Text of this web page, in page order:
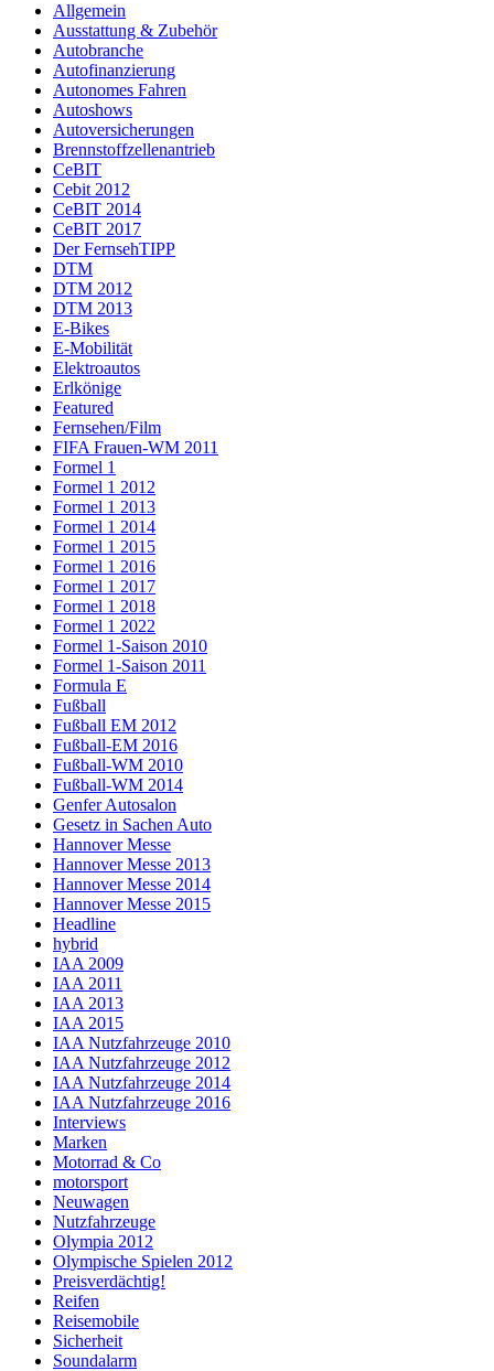
Allgemein
Ausstattung & Zubehör
Autobranche
Autofinanzierung
Autonomes Fahren
Autoshows
Autoversicherungen
Brennstoffzellenantrieb
CeBIT
Cebit 2012
CeBIT 2014
CeBIT 2017
Der FernsehTIPP
DTM
DTM 2012
DTM 2013
E-Bikes
E-Mobilität
Elektroautos
Erlkönige
Featured
Fernsehen/Film
FIFA Frauen-WM 2011
Formel 1
Formel 1 2012
Formel 1 2013
Formel 1 2014
Formel 1 2015
Formel 1 2016
Formel 1 2017
Formel 1 2018
Formel 1 2022
Formel 1-Saison 2010
Formel 1-Saison 2011
Formula E
Fußball
Fußball EM 2012
Fußball-EM 2016
Fußball-WM 2010
Fußball-WM 2014
Genfer Autosalon
Gesetz in Sachen Auto
Hannover Messe
Hannover Messe 2013
Hannover Messe 2014
Hannover Messe 2015
Headline
hybrid
IAA 2009
IAA 2011
IAA 2013
IAA 2015
IAA Nutzfahrzeuge 2010
IAA Nutzfahrzeuge 2012
IAA Nutzfahrzeuge 2014
IAA Nutzfahrzeuge 2016
Interviews
Marken
Motorrad & Co
motorsport
Neuwagen
Nutzfahrzeuge
Olympia 2012
Olympische Spielen 2012
Preisverdächtig!
Reifen
Reisemobile
Sicherheit
Soundalarm